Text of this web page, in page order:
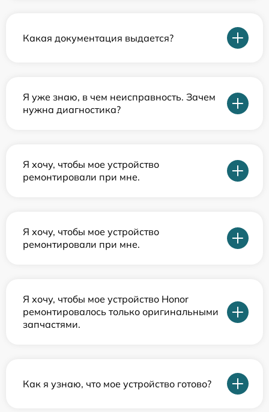
Какая документация выдается?
Я уже знаю, в чем неисправность. Зачем
нужна диагностика?
Я хочу, чтобы мое устройство
ремонтировали при мне.
Я хочу, чтобы мое устройство
ремонтировали при мне.
Я хочу, чтобы мое устройство Honor
ремонтировалось только оригинальными
запчастями.
Как я узнаю, что мое устройство готово?